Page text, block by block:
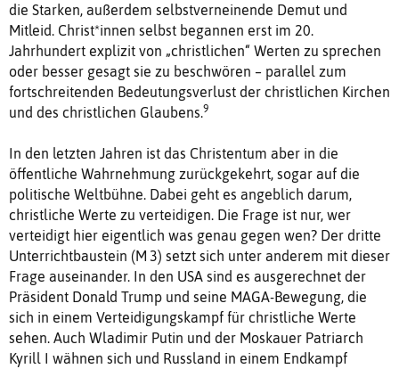
die Starken, außerdem selbstverneinende Demut und
Mitleid. Christ*innen selbst begannen erst im 20.
Jahrhundert explizit von „christlichen“ Werten zu sprechen
oder besser gesagt sie zu beschwören – parallel zum
fortschreitenden Bedeutungsverlust der christlichen Kirchen
und des christlichen Glaubens.9
In den letzten Jahren ist das Christentum aber in die
öffentliche Wahrnehmung zurückgekehrt, sogar auf die
politische Weltbühne. Dabei geht es angeblich darum,
christliche Werte zu verteidigen. Die Frage ist nur, wer
verteidigt hier eigentlich was genau gegen wen? Der dritte
Unterrichtbaustein (M 3) setzt sich unter anderem mit dieser
Frage auseinander. In den USA sind es ausgerechnet der
Präsident Donald Trump und seine MAGA-Bewegung, die
sich in einem Verteidigungskampf für christliche Werte
sehen. Auch Wladimir Putin und der Moskauer Patriarch
Kyrill I wähnen sich und Russland in einem Endkampf